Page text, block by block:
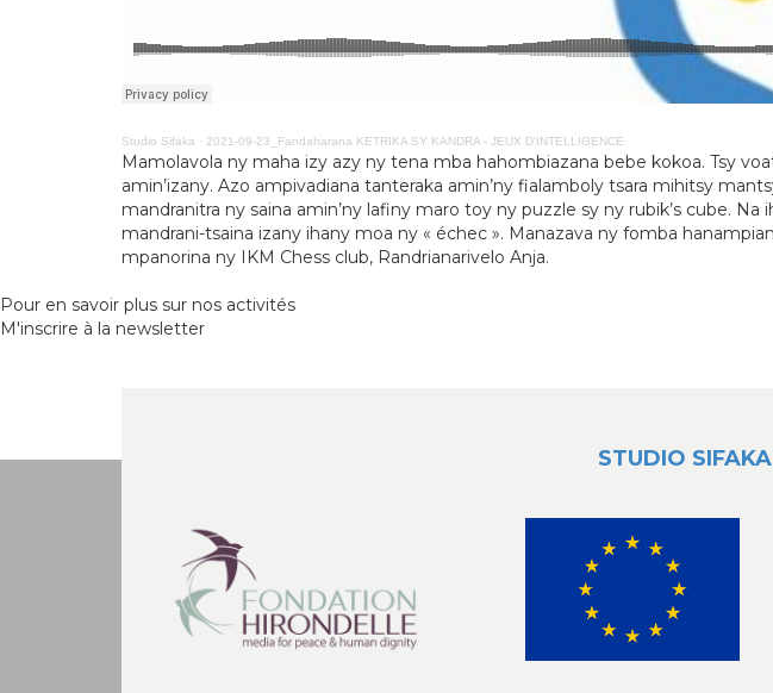
Studio Sifaka · 2021-09-23_Fandaharana KETRIKA SY KANDRA - JEUX D'INTELLIGENCE
Mamolavola ny maha izy azy ny tena mba hahombiazana bebe kokoa. Tsy
amin’izany. Azo ampivadiana tanteraka amin’ny fialamboly tsara mihitsy
mandranitra ny saina amin’ny lafiny maro toy ny puzzle sy ny rubik’s cube.
mandrani-tsaina izany ihany moa ny « échec ». Manazava ny fomba
mpanorina ny IKM Chess club, Randrianarivelo Anja.
Pour en savoir plus sur nos activités
M'inscrire à la newsletter
STUDIO